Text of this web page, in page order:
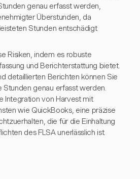
genau erfasst werden,
Überstunden, da
Stunden entschädigt
Risiken, indem es robuste
und Berichterstattung bietet.
detaillierten Berichten können Sie
Stunden genau erfasst werden.
Integration von Harvest mit
wie QuickBooks, eine präzise
die für die Einhaltung
des FLSA unerlässlich ist.